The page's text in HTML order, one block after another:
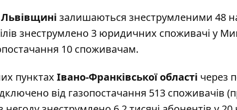
Львівщині залишаються знеструмленими 48
знеструмлено 3 юридичних споживачі у
10 споживачам.
пунктах Івано-Франківської області через
від газопостачання 513 споживачів